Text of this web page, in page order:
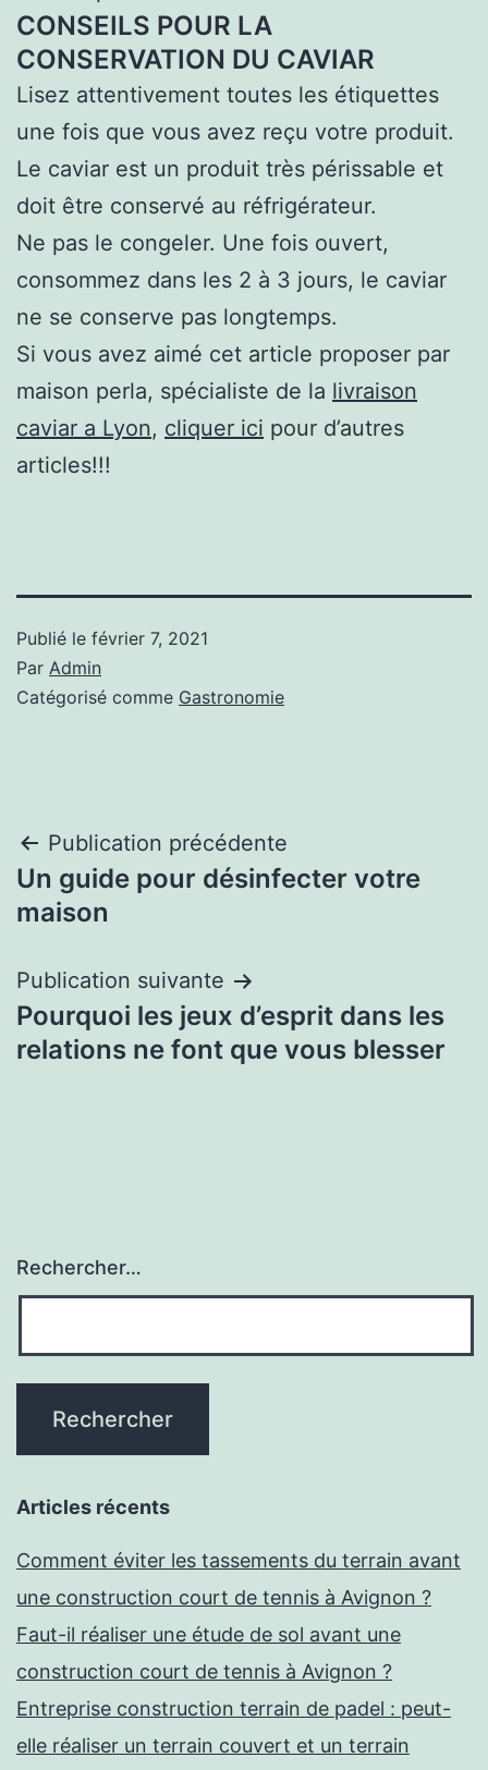
CONSEILS POUR LA
CONSERVATION DU CAVIAR
Lisez attentivement toutes les étiquettes
une fois que vous avez reçu votre produit.
Le caviar est un produit très périssable et
doit être conservé au réfrigérateur.
Ne pas le congeler. Une fois ouvert,
consommez dans les 2 à 3 jours, le caviar
ne se conserve pas longtemps.
Si vous avez aimé cet article proposer par
maison perla, spécialiste de la livraison
caviar a Lyon, cliquer ici pour d’autres
articles!!!
Publié le février 7, 2021
Par Admin
Catégorisé comme Gastronomie
Navigation
de
Publication précédente
Un guide pour désinfecter votre
maison
Publication suivante
Pourquoi les jeux d’esprit dans les
relations ne font que vous blesser
Rechercher…
Articles récents
Comment éviter les tassements du terrain avant
une construction court de tennis à Avignon ?
Faut-il réaliser une étude de sol avant une
construction court de tennis à Avignon ?
Entreprise construction terrain de padel : peut-
elle réaliser un terrain couvert et un terrain